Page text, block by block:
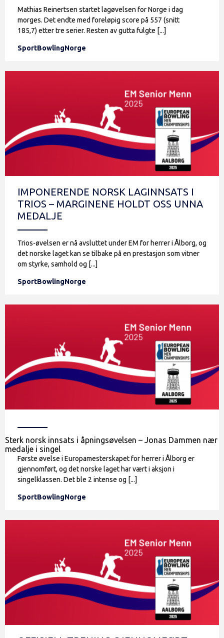
SportBowlingNorge
Mathias Reinertsen startet lagøvelsen for Norge i dag
morges. Det endte med foreløpig score på 557 (snitt
185,7) etter tre serier. Resten av gutta fulgte [...]
SportBowlingNorge
IMPONERENDE NORSK LAGINNSATS I
TRIOS – MARGINENE HOLDT OSS UNNA
MEDALJE
Trios-øvelsen er nå avsluttet under EM for herrer i Ålborg, og
det norske laget kan se tilbake på en prestasjon som vitner
om styrke, samhold og [...]
SportBowlingNorge
Sterk norsk innsats i åpningsøvelsen – Jonas Dammen nær
medalje i singel
Første øvelse i Europamesterskapet for herrer i Ålborg er
gjennomført, og det norske laget har vært i aksjon i
singelklassen. Det ble 2 intense og [...]